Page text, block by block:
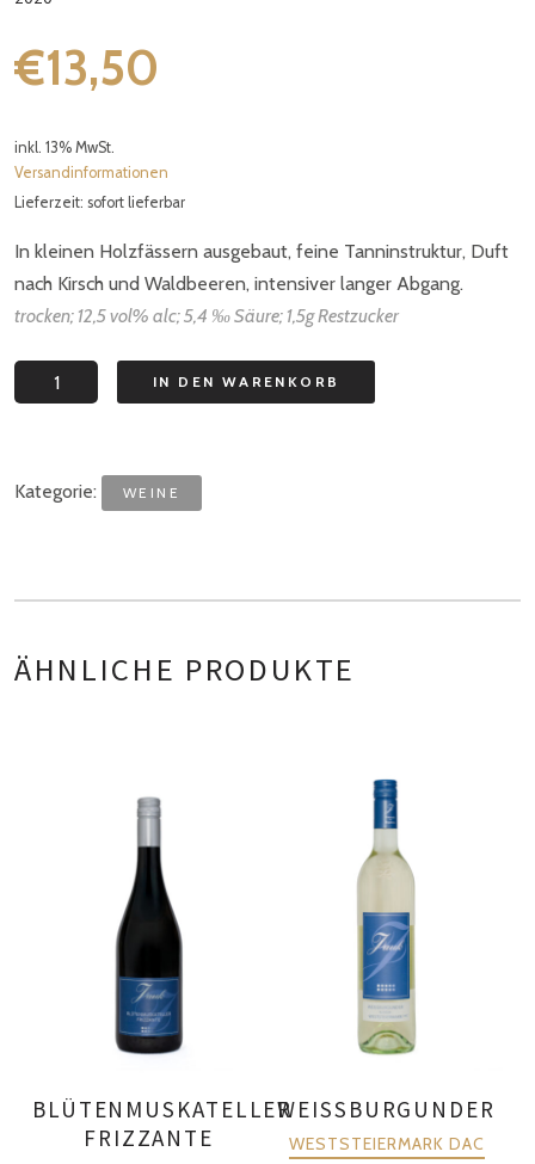
€13,50
inkl. 13% MwSt.
Versandinformationen
Lieferzeit: sofort lieferbar
In kleinen Holzfässern ausgebaut, feine Tanninstruktur, Duft
nach Kirsch und Waldbeeren, intensiver langer Abgang.
trocken; 12,5 vol% alc; 5,4 ‰ Säure; 1,5g Restzucker
Blauer
Wildbacher
IN DEN WARENKORB
Kategorie: WEINE
ÄHNLICHE PRODUKTE
BLÜTENMUSKATELLER
FRIZZANTE
WEISSBURGUNDER
WESTSTEIERMARK DAC